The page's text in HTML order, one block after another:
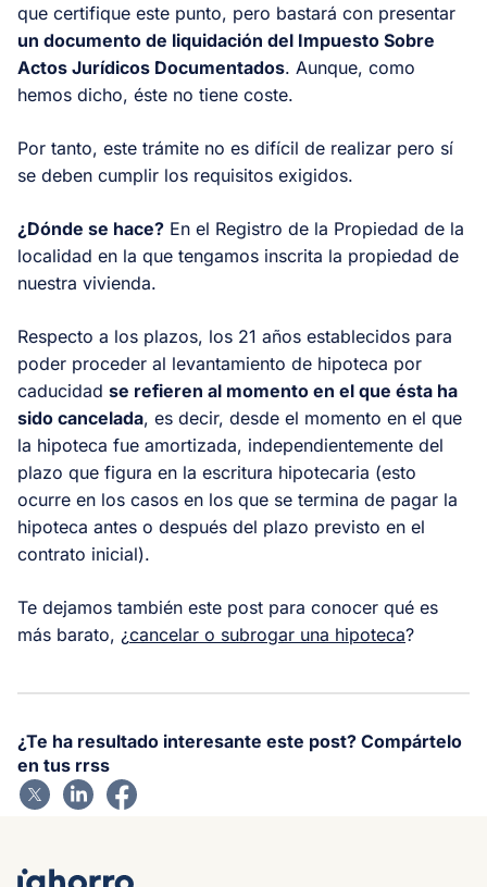
que certifique este punto, pero bastará con presentar
un documento de liquidación del Impuesto Sobre
Actos Jurídicos Documentados. Aunque, como
hemos dicho, éste no tiene coste.
Por tanto, este trámite no es difícil de realizar pero sí
se deben cumplir los requisitos exigidos.
¿Dónde se hace? En el Registro de la Propiedad de la
localidad en la que tengamos inscrita la propiedad de
nuestra vivienda.
Respecto a los plazos, los 21 años establecidos para
poder proceder al levantamiento de hipoteca por
caducidad se refieren al momento en el que ésta ha
sido cancelada, es decir, desde el momento en el que
la hipoteca fue amortizada, independientemente del
plazo que figura en la escritura hipotecaria (esto
ocurre en los casos en los que se termina de pagar la
hipoteca antes o después del plazo previsto en el
contrato inicial).
Te dejamos también este post para conocer qué es
más barato, ¿cancelar o subrogar una hipoteca?
¿Te ha resultado interesante este post? Compártelo
en tus rrss